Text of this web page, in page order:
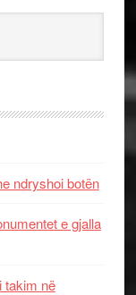
ndryshoi botën
e gjalla
takim në